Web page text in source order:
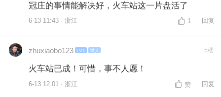
冠庄的事情能解决好，火车站这一片盘活了
6-13 11:43 · 浙江 1 回复
zhuxiaobo123 LV1 举人 5楼
火车站已成！可惜，事不人愿！
6-13 12:01 · 浙江 赞 回复